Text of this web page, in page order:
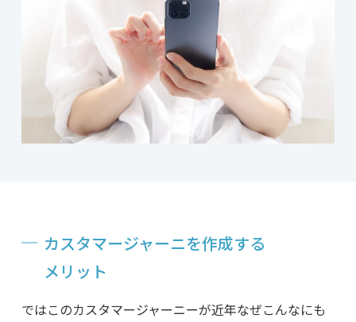
カスタマージャーニを作成する
メリット
ではこのカスタマージャーニーが近年なぜこんなにも